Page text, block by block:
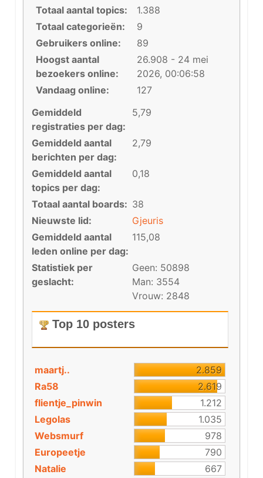
Totaal aantal topics:
1.388
Totaal categorieën:
9
Gebruikers online:
89
Hoogst aantal
bezoekers online:
26.908 - 24 mei
2026, 00:06:58
Vandaag online:
127
Gemiddeld
registraties per dag:
5,79
Gemiddeld aantal
berichten per dag:
2,79
Gemiddeld aantal
topics per dag:
0,18
Totaal aantal boards: 38
Nieuwste lid:
Gjeuris
Gemiddeld aantal
leden online per dag:
115,08
Statistiek per
geslacht:
Geen: 50898
Man: 3554
Vrouw: 2848
Top 10 posters
maartj..
2.859
Ra58
2.619
flientje_pinwin
1.212
Legolas
1.035
Websmurf
978
Europeetje
790
Natalie
667